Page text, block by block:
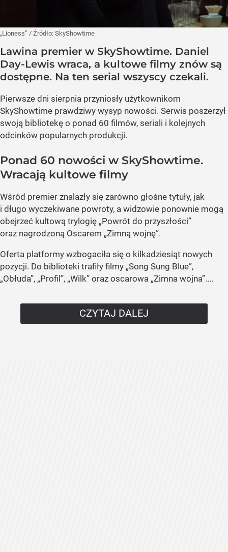
„Lioness” / Źródło: SkyShowtime
Lawina premier w SkyShowtime. Daniel
Day-Lewis wraca, a kultowe filmy znów są
dostępne. Na ten serial wszyscy czekali.
Pierwsze dni sierpnia przyniosły użytkownikom
SkyShowtime prawdziwy wysyp nowości. Serwis poszerzył
swoją bibliotekę o ponad 60 filmów, seriali i kolejnych
odcinków popularnych produkcji.
Ponad 60 nowości w SkyShowtime.
Wracają kultowe filmy
Wśród premier znalazły się zarówno głośne tytuły, jak
i długo wyczekiwane powroty, a widzowie ponownie mogą
obejrzeć kultową trylogię „Powrót do przyszłości”
oraz nagrodzoną Oscarem „Zimną wojnę”.
Oferta platformy wzbogaciła się o kilkadziesiąt nowych
pozycji. Do biblioteki trafiły filmy „Song Sung Blue”,
„Obłuda”, „Profil”, „Wilk” oraz oscarowa „Zimna wojna”....
CZYTAJ DALEJ